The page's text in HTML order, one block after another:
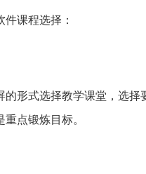
件课程选择：
的形式选择教学课堂，选
重点锻炼目标。